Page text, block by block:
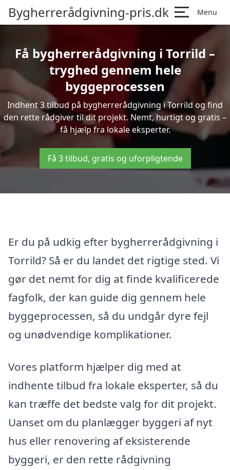
Bygherrerådgivning-pris.dk Menu
Få bygherrerådgivning i Torrild –
tryghed gennem hele
byggeprocessen
Indhent 3 tilbud på bygherrerådgivning i Torrild og find
den rette rådgiver til dit projekt. Nemt, hurtigt og gratis –
få hjælp fra lokale eksperter.
Få 3 tilbud, gratis og uforpligtende
Er du på udkig efter bygherrerådgivning i
Torrild? Så er du landet det rigtige sted. Vi
gør det nemt for dig at finde kvalificerede
fagfolk, der kan guide dig gennem hele
byggeprocessen, så du undgår dyre fejl
og unødvendige komplikationer.
Vores platform hjælper dig med at
indhente tilbud fra lokale eksperter, så du
kan træffe det bedste valg for dit projekt.
Uanset om du planlægger byggeri af nyt
hus eller renovering af eksisterende
byggeri, er den rette rådgivning